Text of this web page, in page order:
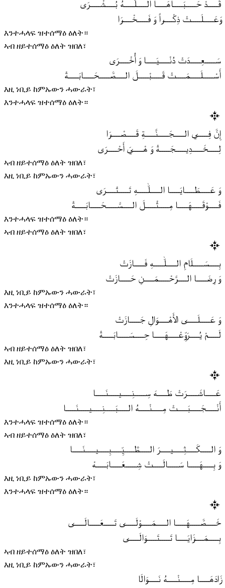
قَـــــدْ حَـــــبَـــــاهَـــــا الـــــلّٰـــــهُ بُـــــشْـــــرَى
وَعَـــــلَـــــتْ ذِكْـــــراً وَ فَـــــخْـــــرَا
እንተሓላፍ ዝተሰማዕ ዕለት።
ኣብ ዘይተሰማዕ ዕለት ዝበለ፣
سَـــــعِـــــدَتْ دُنْـــــيَـــــا وَ أُخْـــــرَى
أَسْـــــلَـــــمَـــــتْ قَـــــبْـــــلَ الـــــصَّـــــحَـــــابَـــــةْ
እዚ ነቢይ ከምኡውን ሓውራት፣
እንተሓላፍ ዝተሰማዕ ዕለት።
إِنَّ فِـــــي الـــــجَـــــنَّـــــةِ قَـــــصْـــــرَا
لِـــــخَـــــدِيـــــجَـــــةْ وَ هْـــــيَ أَحْـــــرَى
ኣብ ዘይተሰማዕ ዕለት ዝበለ፣
እዚ ነቢይ ከምኡውን ሓውራት፣
وَ عَـــــطَـــــايَـــــا الـــــلّٰـــــهِ تَـــــتْـــــرَى
فَـــــوْقَـــــهَـــــا مِـــــثْـــــلَ الـــــسَّـــــحَـــــابَـــــةْ
እንተሓላፍ ዝተሰማዕ ዕለት።
ኣብ ዘይተሰማዕ ዕለት ዝበለ፣
بِـــــسَـــــلَامِ الـــــلّٰـــــهِ فَـــــازَتْ
وَ رِضَـــــا الـــــرَّحْـــــمَـــــنِ حَـــــازَتْ
እዚ ነቢይ ከምኡውን ሓውራት፣
እንተሓላፍ ዝተሰማዕ ዕለት።
وَ عَـــــلَـــــى الأَهْـــــوَالِ جَـــــازَتْ
لَـــــمْ يُـــــرَوِّعْـــــهَـــــا حِـــــسَـــــابَـــــةْ
ኣብ ዘይተሰማዕ ዕለት ዝበለ፣
እዚ ነቢይ ከምኡውን ሓውራት፣
عَـــــاشَـــــرَتْ طَـــــهَ سِـــــنِـــــيـــــنَـــــا
أَنْـــــجَـــــبَـــــتْ مِـــــنْـــــهُ الـــــبَـــــنِـــــيـــــنَـــــا
እንተሓላፍ ዝተሰማዕ ዕለት።
ኣብ ዘይተሰማዕ ዕለት ዝበለ፣
وَ الـــــكَـــــثِـــــيـــــرَ الـــــطَّـــــيِّـــــبِـــــيـــــنَـــــا
وَ بِـــــهَـــــا سَـــــالَـــــتْ شِـــــعَـــــابَـــــهْ
እዚ ነቢይ ከምኡውን ሓውራት፣
እንተሓላፍ ዝተሰማዕ ዕለት።
خَـــــصَّـــــهَـــــا الـــــمَـــــوْلَـــــى تَـــــعَـــــالَـــــى
بِـــــمَـــــزَايَـــــا تَـــــتَـــــوَالَـــــى
ኣብ ዘይተሰማዕ ዕለት ዝበለ፣
እዚ ነቢይ ከምኡውን ሓውራት፣
زَادَهَـــــا مِـــــنْـــــهُ نَـــــوَالَا